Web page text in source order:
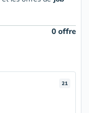
0 offre
21